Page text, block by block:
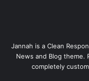
Jannah is a Clean
News and Blog theme.
completely